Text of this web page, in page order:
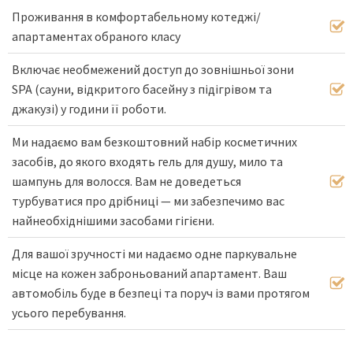
Проживання в комфортабельному котеджі/
апартаментах обраного класу
Включає необмежений доступ до зовнішньої зони
SPA (сауни, відкритого басейну з підігрівом та
джакузі) у години її роботи.
Ми надаємо вам безкоштовний набір косметичних
засобів, до якого входять гель для душу, мило та
шампунь для волосся. Вам не доведеться
турбуватися про дрібниці — ми забезпечимо вас
найнеобхіднішими засобами гігієни.
Для вашої зручності ми надаємо одне паркувальне
місце на кожен заброньований апартамент. Ваш
автомобіль буде в безпеці та поруч із вами протягом
усього перебування.